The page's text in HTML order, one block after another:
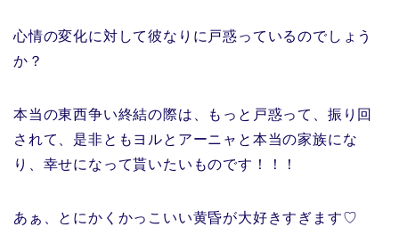
心情の変化に対して彼なりに戸惑っているのでしょう
か？
本当の東西争い終結の際は、もっと戸惑って、振り回
されて、是非ともヨルとアーニャと本当の家族にな
り、幸せになって貰いたいものです！！！
あぁ、とにかくかっこいい黄昏が大好きすぎます♡